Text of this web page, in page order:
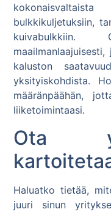
bulkkikuljetuksiin,
kuivabulkkiin.
kaluston
yksityiskohdista.
määränpäähän,
liiketoimintaasi.
Ota
Haluatko tietää,
juuri sinun